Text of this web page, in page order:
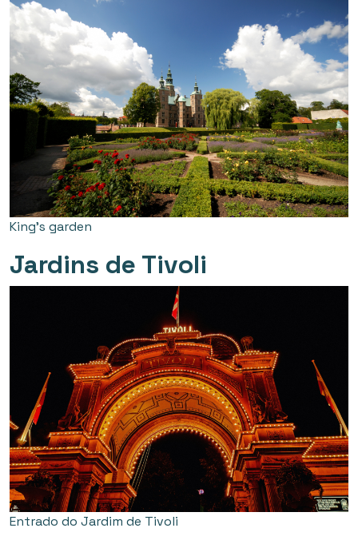
King’s garden
Jardins de Tivoli
Entrado do Jardim de Tivoli